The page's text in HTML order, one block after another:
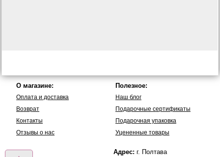
О магазине:
Оплата и доставка
Возврат
Контакты
Отзывы о нас
Полезное:
Наш блог
Подарочные сертификаты
Подарочная упаковка
Уцененные товары
Адрес: г. Полтава